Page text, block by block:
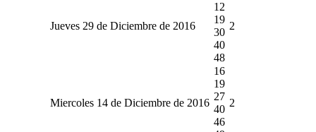
Jueves 29 de Diciembre de 2016
12
19
30
40
48
2
Miercoles 14 de Diciembre de 2016
16
19
27
40
46
2